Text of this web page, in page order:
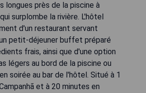
longues près de la piscine à
surplombe la rivière. L'hôtel
d'un restaurant servant
petit-déjeuner buffet préparé
frais, ainsi que d'une option
légers au bord de la piscine ou
soirée au bar de l'hôtel. Situé à 1
et à 20 minutes en